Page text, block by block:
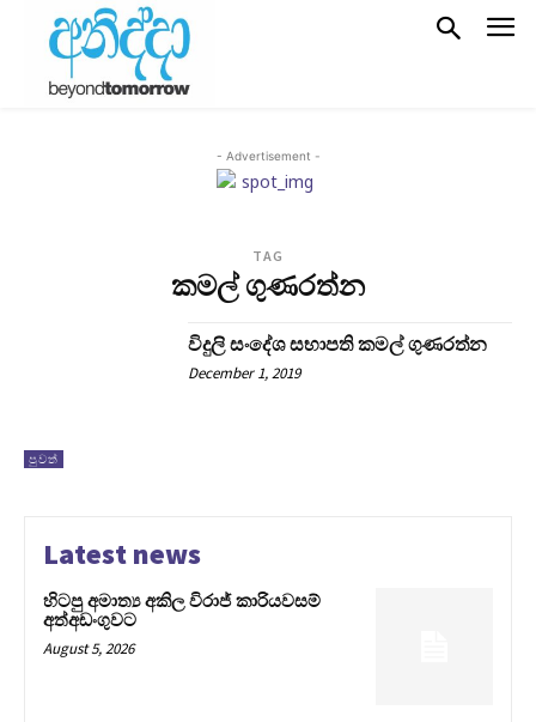
- Advertisement -
TAG
කමල් ගුණරත්න
පුවත්
විදුලි සංදේශ සභාපති කමල් ගුණරත්න
December 1, 2019
Latest news
හිටපු අමාත්‍ය අකිල විරාජ් කාරියවසම්
අත්අඩංගුවට
August 5, 2026